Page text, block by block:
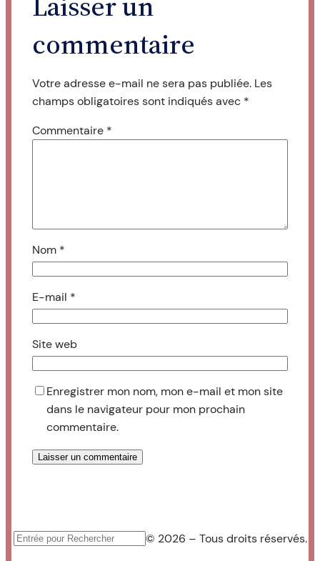
commentaire
Votre adresse e-mail ne sera pas publiée. Les
champs obligatoires sont indiqués avec *
Commentaire *
Nom *
E-mail *
Site web
Enregistrer mon nom, mon e-mail et mon site
dans le navigateur pour mon prochain
commentaire.
Rechercher © 2026 – Tous droits réservés.